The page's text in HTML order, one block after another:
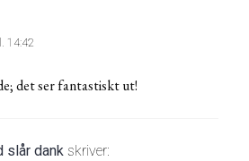
14:42
det ser fantastiskt ut!
slår dank skriver: